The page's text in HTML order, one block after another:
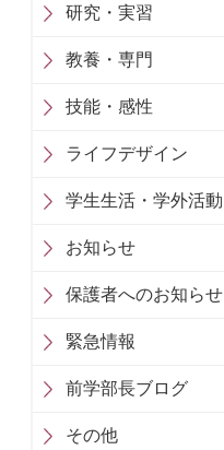
研究・実習
教養・専門
技能・感性
ライフデザイン
学生生活・学外活動
お知らせ
保護者へのお知らせ
緊急情報
前学部長ブログ
その他